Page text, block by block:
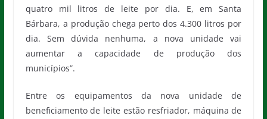
quatro mil litros de leite por dia. E, em Santa
Bárbara, a produção chega perto dos 4.300 litros por
dia. Sem dúvida nenhuma, a nova unidade vai
aumentar a capacidade de produção dos
municípios”.
Entre os equipamentos da nova unidade de
beneficiamento de leite estão resfriador, máquina de